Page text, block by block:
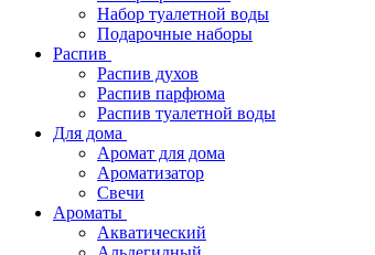
Набор туалетной воды
Подарочные наборы
Распив
Распив духов
Распив парфюма
Распив туалетной воды
Для дома
Аромат для дома
Ароматизатор
Свечи
Ароматы
Акватический